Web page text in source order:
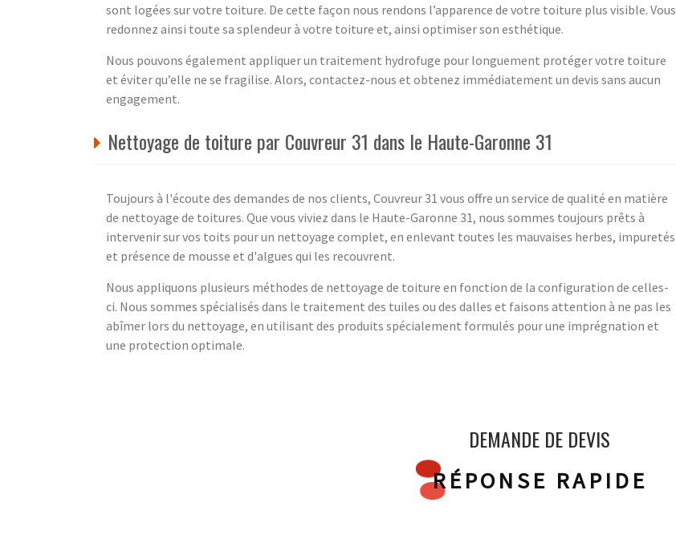
sont logées sur votre toiture. De cette façon nous rendons l’apparence de votre toiture plus visible. Vous
redonnez ainsi toute sa splendeur à votre toiture et, ainsi optimiser son esthétique.
Nous pouvons également appliquer un traitement hydrofuge pour longuement protéger votre toiture
et éviter qu’elle ne se fragilise. Alors, contactez-nous et obtenez immédiatement un devis sans aucun
engagement.
Nettoyage de toiture par Couvreur 31 dans le Haute-Garonne 31
Toujours à l'écoute des demandes de nos clients, Couvreur 31 vous offre un service de qualité en matière
de nettoyage de toitures. Que vous viviez dans le Haute-Garonne 31, nous sommes toujours prêts à
intervenir sur vos toits pour un nettoyage complet, en enlevant toutes les mauvaises herbes, impuretés
et présence de mousse et d'algues qui les recouvrent.
Nous appliquons plusieurs méthodes de nettoyage de toiture en fonction de la configuration de celles-
ci. Nous sommes spécialisés dans le traitement des tuiles ou des dalles et faisons attention à ne pas les
abîmer lors du nettoyage, en utilisant des produits spécialement formulés pour une imprégnation et
une protection optimale.
DEMANDE DE DEVIS
RÉPONSE RAPIDE